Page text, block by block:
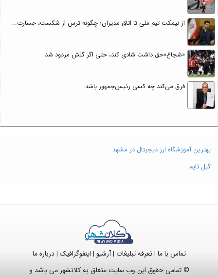
از نیمکت تیم ملی تا اتاق مدیران؛ چگونه ترس از شکست، جسارت...
«شجاع»حق داشت شادی کند، حتی اگر گلش مردود شد
فرق می‌کند چه کسی رئیس‌جمهور باشد
بهترین آموزشگاه ارز دیجیتال در مشهد
گیل تایم
تماس با ما |تعرفه تبلیغات |آرشیو | اینفوگرافیک |درباره ما
© تمامی حقوق این وب سایت متعلق به کلانشهر می باشد و